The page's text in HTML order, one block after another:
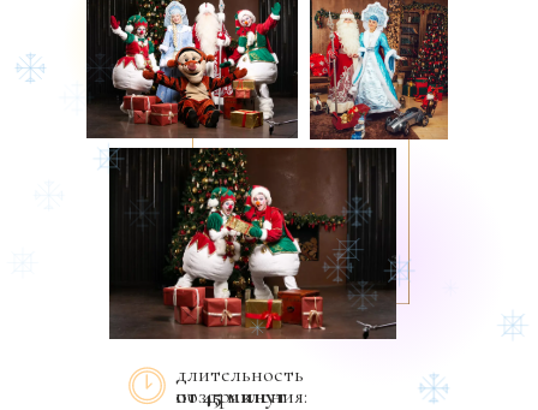
от 45 минут
длительность
поздравления: